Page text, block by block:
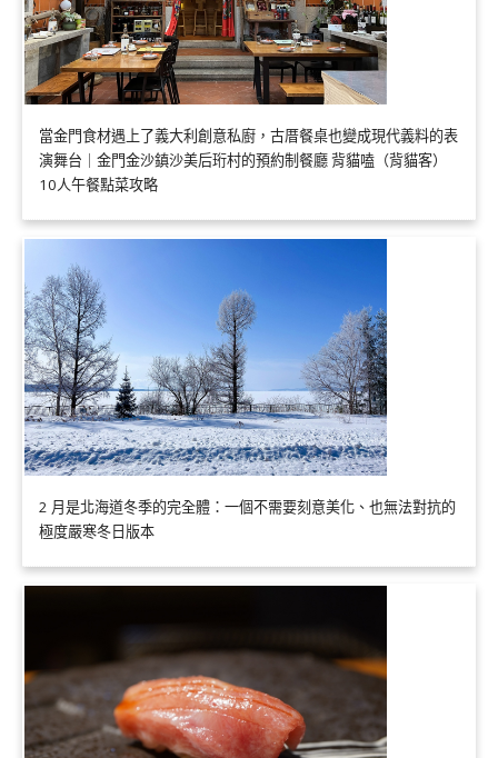
當金門食材遇上了義大利創意私廚，古厝餐桌也變成現代義料的表
演舞台｜金門金沙鎮沙美后珩村的預約制餐廳 背貓嗑（背貓客）
10人午餐點菜攻略
2 月是北海道冬季的完全體：一個不需要刻意美化、也無法對抗的
極度嚴寒冬日版本